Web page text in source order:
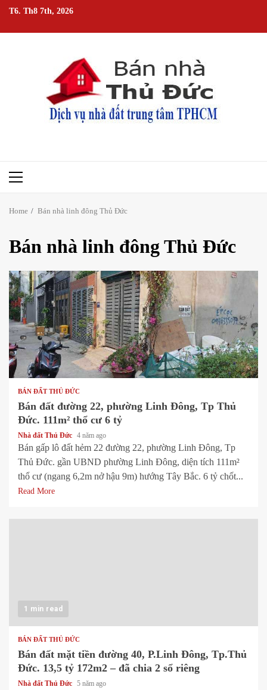
Skip
content
T6. Th8 7th, 2026
Primary
Home Bán nhà linh đông Thủ Đức
Bán nhà linh đông Thủ Đức
1 min read
BÁN ĐẤT THỦ ĐỨC
Bán đất đường 22, phường Linh Đông, Tp Thủ
Đức. 111m² thổ cư 6 tỷ
Nhà đất Thủ Đức 4 năm ago
Bán gấp lô đất hẻm 22 đường 22, phường Linh Đông, Tp
Thủ Đức. gần UBND phường Linh Đông, diện tích 111m²
thổ cư (ngang 6,2m nở hậu 9m) hướng Tây Bắc. 6 tỷ chốt...
Read More
1 min read
BÁN ĐẤT THỦ ĐỨC
Bán đất mặt tiền đường 40, P.Linh Đông, Tp.Thủ
Đức. 13,5 tỷ 172m2 – đã chia 2 sổ riêng
Nhà đất Thủ Đức 5 năm ago